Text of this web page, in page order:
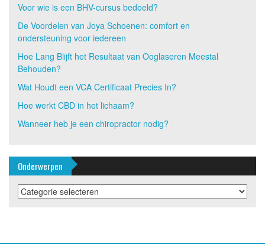
Voor wie is een BHV-cursus bedoeld?
De Voordelen van Joya Schoenen: comfort en
ondersteuning voor iedereen
Hoe Lang Blijft het Resultaat van Ooglaseren Meestal
Behouden?
Wat Houdt een VCA Certificaat Precies In?
Hoe werkt CBD in het lichaam?
Wanneer heb je een chiropractor nodig?
Onderwerpen
Onderwerpen